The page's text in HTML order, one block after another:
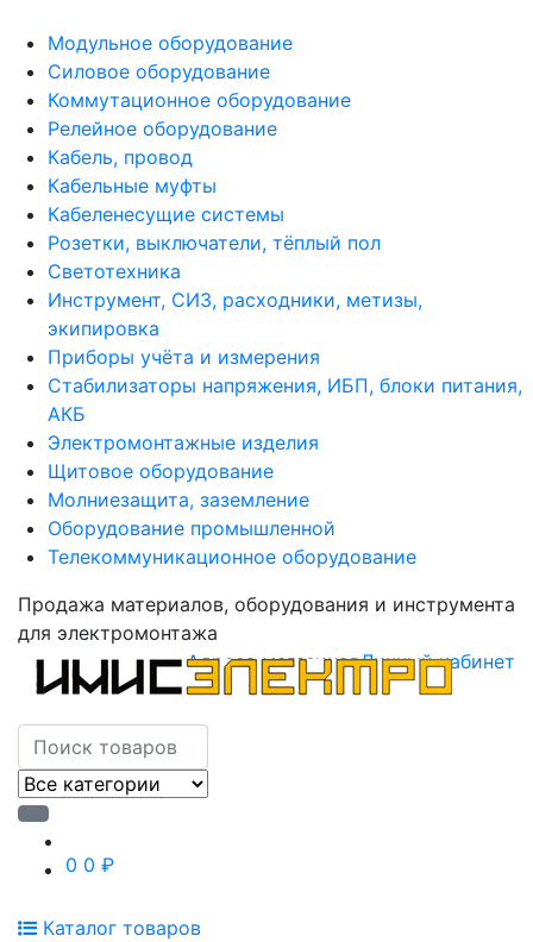
Модульное оборудование
Силовое оборудование
Коммутационное оборудование
Релейное оборудование
Кабель, провод
Кабельные муфты
Кабеленесущие системы
Розетки, выключатели, тёплый пол
Светотехника
Инструмент, СИЗ, расходники, метизы,
экипировка
Приборы учёта и измерения
Стабилизаторы напряжения, ИБП, блоки питания,
АКБ
Электромонтажные изделия
Щитовое оборудование
Молниезащита, заземление
Оборудование промышленной
Телекоммуникационное оборудование
Продажа материалов, оборудования и инструмента
для электромонтажа
Адреса магазиновЛичный кабинет
0 0 ₽
Каталог товаров